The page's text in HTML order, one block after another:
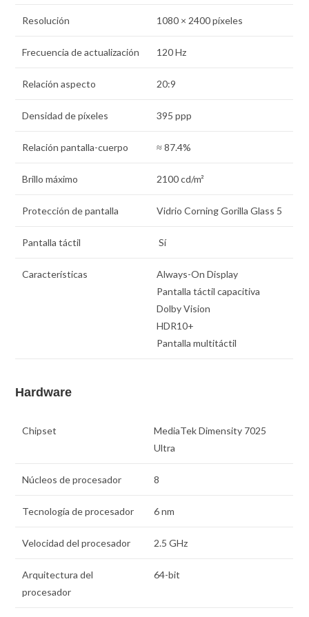
Resolución 1080 × 2400 píxeles
Frecuencia de actualización 120 Hz
Relación aspecto 20:9
Densidad de pí­xeles 395 ppp
Relación pantalla-cuerpo ≈ 87.4%
Brillo máximo 2100 cd/m²
Protección de pantalla Vidrio Corning Gorilla Glass 5
Pantalla táctil Sí
Características
Always-On Display
Pantalla táctil capacitiva
Dolby Vision
HDR10+
Pantalla multitáctil
Hardware
Chipset
MediaTek Dimensity 7025
Ultra
Núcleos de procesador 8
Tecnología de procesador 6 nm
Velocidad del procesador 2.5 GHz
Arquitectura del
procesador
64-bit